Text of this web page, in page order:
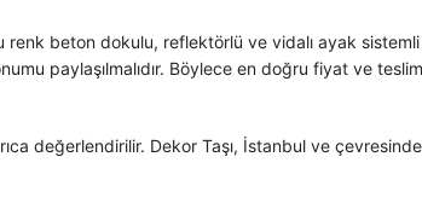
renk beton dokulu, reflektörlü ve vidalı ayak
paylaşılmalıdır. Böylece en doğru fiyat ve
değerlendirilir. Dekor Taşı, İstanbul ve